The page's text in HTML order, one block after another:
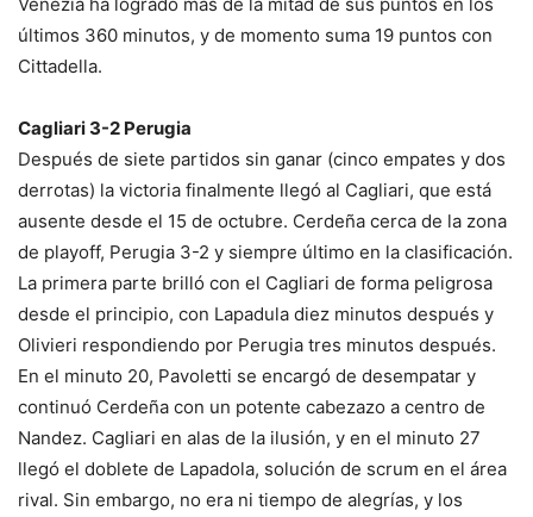
últimos 360 minutos, y de momento suma 19 puntos con
Cittadella.
Cagliari 3-2 Perugia
Después de siete partidos sin ganar (cinco empates y dos
derrotas) la victoria finalmente llegó al Cagliari, que está
ausente desde el 15 de octubre. Cerdeña cerca de la zona
de playoff, Perugia 3-2 y siempre último en la clasificación.
La primera parte brilló con el Cagliari de forma peligrosa
desde el principio, con Lapadula diez minutos después y
Olivieri respondiendo por Perugia tres minutos después.
En el minuto 20, Pavoletti se encargó de desempatar y
continuó Cerdeña con un potente cabezazo a centro de
Nandez. Cagliari en alas de la ilusión, y en el minuto 27
llegó el doblete de Lapadola, solución de scrum en el área
rival. Sin embargo, no era ni tiempo de alegrías, y los